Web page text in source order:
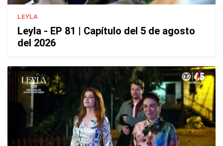
LEYLA
Leyla - EP 81 | Capítulo del 5 de agosto
del 2026